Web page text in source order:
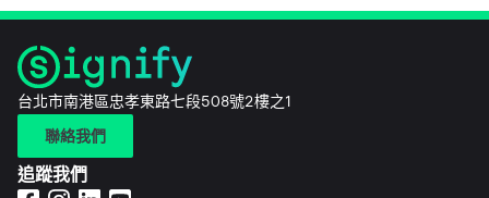
台北市南港區忠孝東路七段508號2樓之1
聯絡我們
追蹤我們